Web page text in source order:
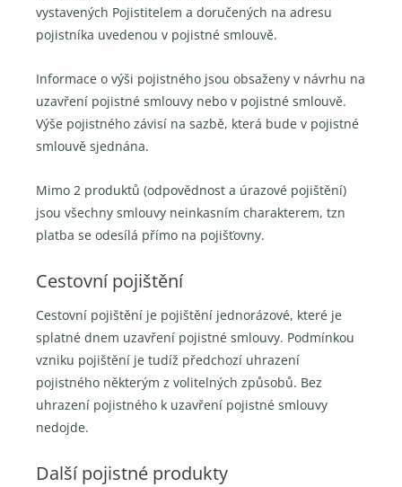
vystavených Pojistitelem a doručených na adresu
pojistníka uvedenou v pojistné smlouvě.
Informace o výši pojistného jsou obsaženy v návrhu na
uzavření pojistné smlouvy nebo v pojistné smlouvě.
Výše pojistného závisí na sazbě, která bude v pojistné
smlouvě sjednána.
Mimo 2 produktů (odpovědnost a úrazové pojištění)
jsou všechny smlouvy neinkasním charakterem, tzn
platba se odesílá přímo na pojišťovny.
Cestovní pojištění
Cestovní pojištění je pojištění jednorázové, které je
splatné dnem uzavření pojistné smlouvy. Podmínkou
vzniku pojištění je tudíž předchozí uhrazení
pojistného některým z volitelných způsobů. Bez
uhrazení pojistného k uzavření pojistné smlouvy
nedojde.
Další pojistné produkty